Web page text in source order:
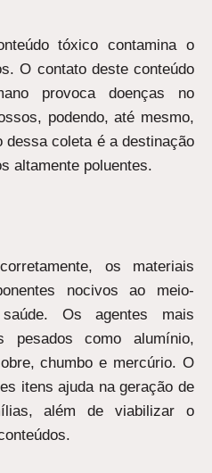
tóxico contamina o
O contato deste conteúdo
provoca doenças no
podendo, até mesmo,
coleta é a destinação
altamente poluentes.
os materiais
nocivos ao meio-
Os agentes mais
pesados como alumínio,
chumbo e mercúrio. O
itens ajuda na geração de
além de viabilizar o